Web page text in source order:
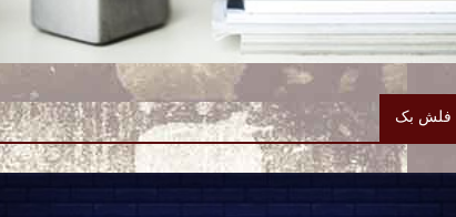
فلش بک